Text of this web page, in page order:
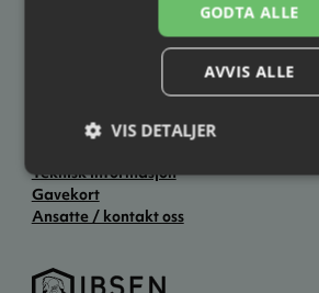
Hverdager: kl. 12.00–19.00
Lørdag: kl. 11.00–14.00
Ellers åpent to timer før forestillingsstart.
Teknisk informasjon
Gavekort
Ansatte / kontakt oss
GODTA ALLE
AVVIS ALLE
VIS DETALJER